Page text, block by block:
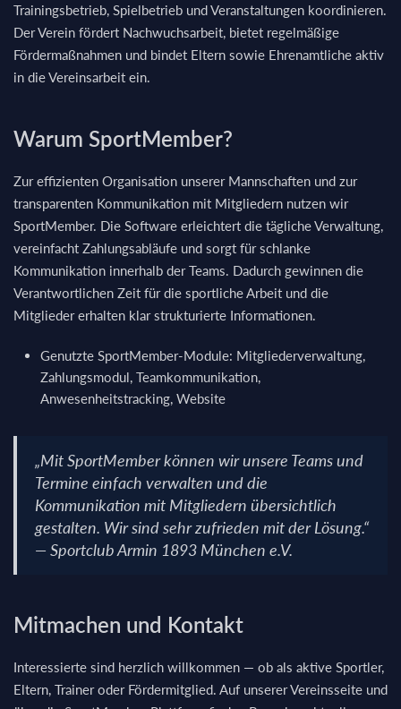
Trainingsbetrieb, Spielbetrieb und Veranstaltungen koordinieren.
Der Verein fördert Nachwuchsarbeit, bietet regelmäßige
Fördermaßnahmen und bindet Eltern sowie Ehrenamtliche aktiv
in die Vereinsarbeit ein.
Warum SportMember?
Zur effizienten Organisation unserer Mannschaften und zur
transparenten Kommunikation mit Mitgliedern nutzen wir
SportMember. Die Software erleichtert die tägliche Verwaltung,
vereinfacht Zahlungsabläufe und sorgt für schlanke
Kommunikation innerhalb der Teams. Dadurch gewinnen die
Verantwortlichen Zeit für die sportliche Arbeit und die
Mitglieder erhalten klar strukturierte Informationen.
Genutzte SportMember-Module: Mitgliederverwaltung,
Zahlungsmodul, Teamkommunikation,
Anwesenheitstracking, Website
„Mit SportMember können wir unsere Teams und
Termine einfach verwalten und die
Kommunikation mit Mitgliedern übersichtlich
gestalten. Wir sind sehr zufrieden mit der Lösung.“
— Sportclub Armin 1893 München e.V.
Mitmachen und Kontakt
Interessierte sind herzlich willkommen — ob als aktive Sportler,
Eltern, Trainer oder Fördermitglied. Auf unserer Vereinsseite und